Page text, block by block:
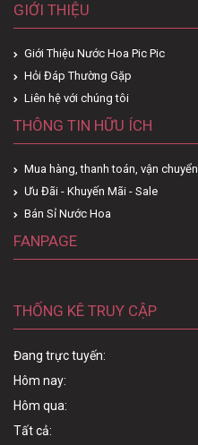
GIỚI THIỆU
Giới Thiệu Nước Hoa Pic Pic
Hỏi Đáp Thường Gặp
Liên hệ với chúng tôi
THÔNG TIN HỮU ÍCH
Mua hàng, thanh toán, vận chuyển
Ưu Đãi - Khuyến Mãi - Sale
Bán Sỉ Nước Hoa
FANPAGE
THỐNG KÊ TRUY CẬP
Đang trực tuyến:
Hôm nay:
Hôm qua:
Tất cả: